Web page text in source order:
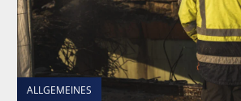
ALLGEMEINES